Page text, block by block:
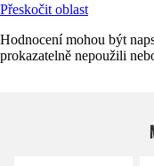
Přeskočit oblast
Hodnocení mohou být
prokazatelně nepoužili